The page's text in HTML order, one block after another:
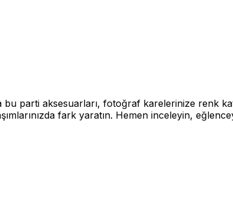
bu parti aksesuarları, fotoğraf karelerinize
fark yaratın. Hemen inceleyin,